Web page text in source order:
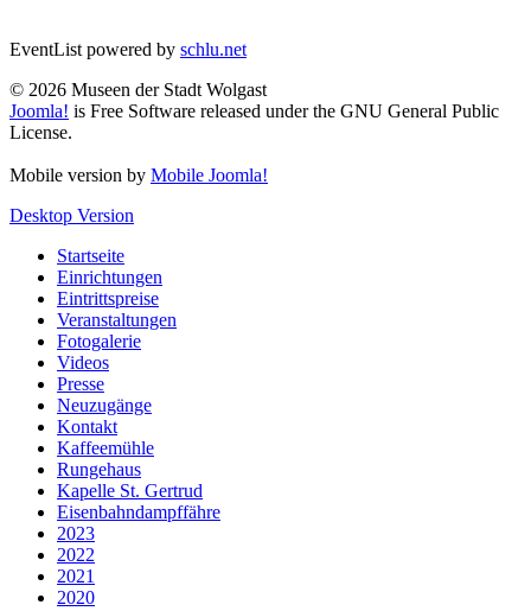
EventList powered by schlu.net
© 2026 Museen der Stadt Wolgast
Joomla! is Free Software released under the GNU General Public
License.
Mobile version by Mobile Joomla!
Desktop Version
Startseite
Einrichtungen
Eintrittspreise
Veranstaltungen
Fotogalerie
Videos
Presse
Neuzugänge
Kontakt
Kaffeemühle
Rungehaus
Kapelle St. Gertrud
Eisenbahndampffähre
2023
2022
2021
2020